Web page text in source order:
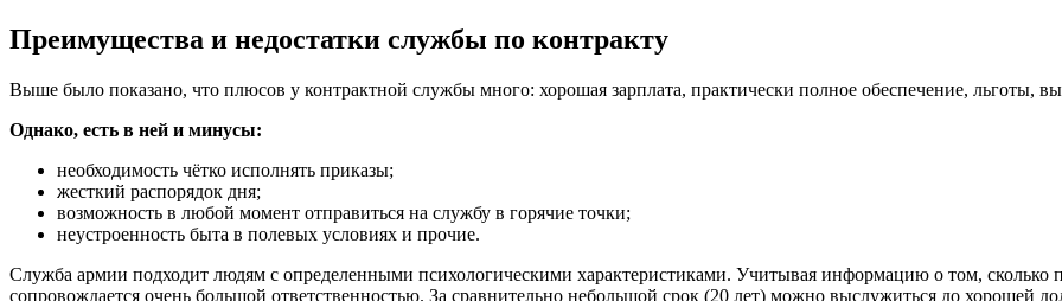
Преимущества и недостатки службы по контракту
Выше было показано, что плюсов у контрактной службы много: хорошая зарплата, практически полное обеспечение, льготы,
Однако, есть в ней и минусы:
необходимость чётко исполнять приказы;
жесткий распорядок дня;
возможность в любой момент отправиться на службу в горячие точки;
неустроенность быта в полевых условиях и прочие.
Служба армии подходит людям с определенными психологическими характеристиками. Учитывая информацию о том, сколько
сопровождается очень большой ответственностью. За сравнительно небольшой срок (20 лет) можно выслужиться до хорошей